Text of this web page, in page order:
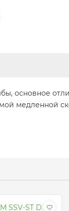
основное
медленной